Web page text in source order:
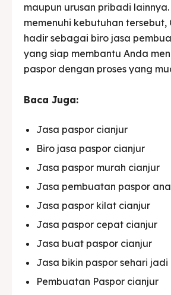
maupun urusan pribadi lainnya.
memenuhi kebutuhan tersebut,
hadir sebagai biro jasa
yang siap membantu Anda
paspor dengan proses yang
Baca Juga:
Jasa paspor cianjur
Biro jasa paspor cianjur
Jasa paspor murah cianjur
Jasa pembuatan paspor
Jasa paspor kilat cianjur
Jasa paspor cepat cianjur
Jasa buat paspor cianjur
Jasa bikin paspor sehari jadi
Pembuatan Paspor cianjur